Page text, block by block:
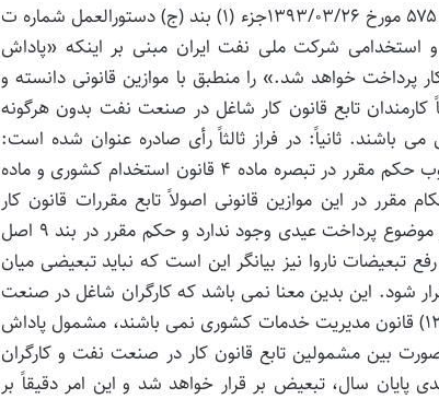
۲ـ هیئت عمومی دیوان عدالت اداری بر اساس دادنامه صحیح شماره ۵۷۵ مورخ ۱۳۹۳/۰۳/۲۶جزء (۱) بند (ج) دستورالعمل شماره ت
اداری و استخدامی شركت ملی نفت ایران مبنی بر اینكه «پاداش
پرداخت خواهد شد.» را منطبق با موازین قانونی دانسته و
كارمندان تابع قانون كار شاغل در صنعت نفت بدون هرگونه
ثانیاً: در فراز ثالثاً رأی صادره عنوان شده است:
«كارگران شاغل در دستگاه های دولتی كه به كارگیری آنها در چهارچوب حكم مقرر در تبصره ماده ۴ قانون استخدام كشوری و ماده
در این موازین قانونی اصولاً تابع مقررات قانون كار
هستند و مبنایی برای خارج كردن آنها از شمول مقررات قانون كار در موضوع پرداخت عیدی وجود ندارد و حكم مقرر در بند ۹ اصل
ناروا نیز بیانگر این است كه نباید تبعیضی میان
شود. این بدین معنا نمی باشد كه كارگران شاغل در صنعت
نفت كه اساساً مشمول ماده (۴) قانون استخدامی كشوری و ماده (۱۲۴) قانون مدیریت خدمات كشوری نمی باشند، مشمول پاداش
بین مشمولین تابع قانون كار در صنعت نفت و كارگران
سال، تبعیض بر قرار خواهد شد و این امر دقیقاً بر